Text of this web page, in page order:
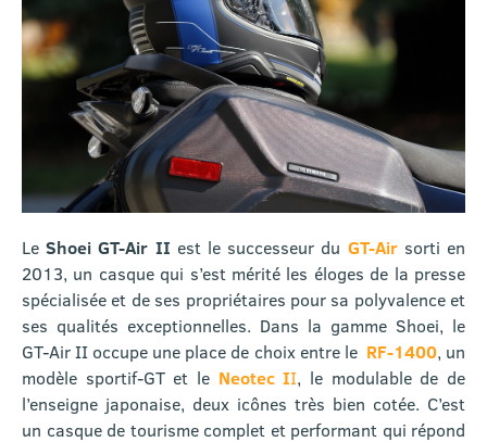
LeShoei GT-Air II est le successeur du GT-Air sorti en
2013, un casque qui s’est mérité les éloges de la presse
spécialisée et de ses propriétaires pour sa polyvalence et
ses qualités exceptionnelles. Dans la gamme Shoei, le
GT-Air II occupe une place de choix entre le RF-1400, un
modèle sportif-GT et le Neotec II, le modulable de de
l’enseigne japonaise, deux icônes très bien cotée. C’est
un casque de tourisme complet et performant qui répond